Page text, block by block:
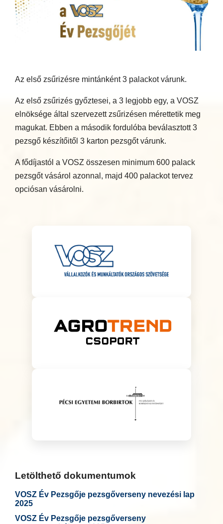
Az első zsűrizésre mintánként 3 palackot várunk.
Az első zsűrizés győztesei, a 3 legjobb egy, a VOSZ
elnöksége által szervezett zsűrizésen mérettetik meg
magukat. Ebben a második fordulóba beválasztott 3
pezsgő készítőitől 3 karton pezsgőt várunk.
A fődíjastól a VOSZ összesen minimum 600 palack
pezsgőt vásárol azonnal, majd 400 palackot tervez
opciósan vásárolni.
Letölthető dokumentumok
VOSZ Év Pezsgője pezsgőverseny nevezési lap
2025
VOSZ Év Pezsgője pezsgőverseny